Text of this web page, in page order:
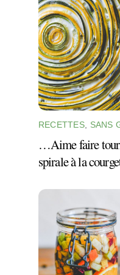
RECETTES, SANS
…Aime faire
spirale à la